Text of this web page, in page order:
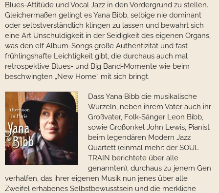
Blues-Attitüde und Vocal Jazz in den Vordergrund zu stellen.
Gleichermaßen gelingt es Yana Bibb, selbige nie dominant
oder selbstverständlich klingen zu lassen und bewahrt sich
eine Art Unschuldigkeit in der Seidigkeit des eigenen Organs,
was den elf Album-Songs große Authentizität und fast
frühlingshafte Leichtigkeit gibt, die durchaus auch mal
retrospektive Blues- und Big Band-Momente wie beim
beschwingten „New Home“ mit sich bringt.
Dass Yana Bibb die musikalische
Wurzeln, neben ihrem Vater auch ihr
Großvater, Folk-Sänger Leon Bibb,
sowie Großonkel John Lewis, Pianist
beim legendären Modern Jazz
Quartett (einmal mehr: der SOUL
TRAIN berichtete über alle
genannten), durchaus zu jenem Gen
verhalfen, das ihrer eigenen Musik nun jenes über alle
Zweifel erhabenes Selbstbewusstsein und die merkliche